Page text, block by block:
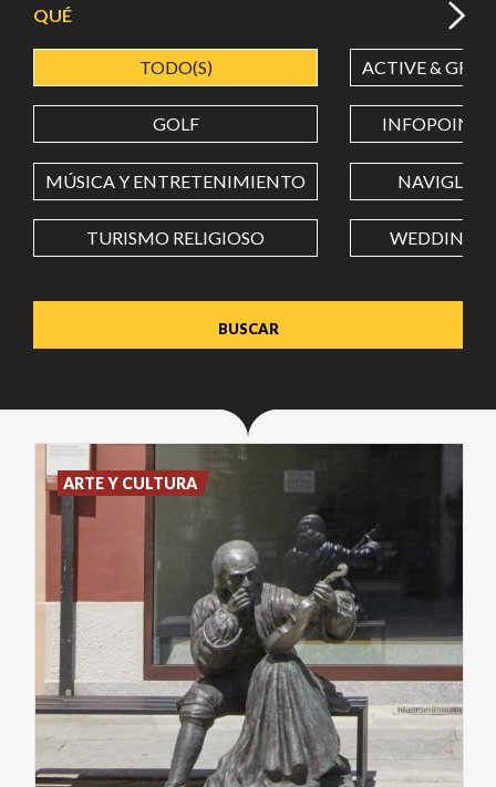
LONGITUD
Value in decimal degrees. Use dot (.) as decimal separator.
QUÉ
TODO(S) ACTIVE &
GOLF INFOPOINT
MÚSICA Y ENTRETENIMIENTO NAVIGLI
TURISMO RELIGIOSO WEDDING
ARTE Y CULTURA